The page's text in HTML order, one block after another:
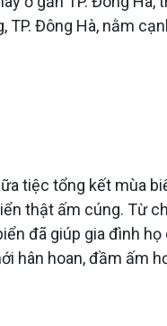
Đông Hà, nằm
tiệc tổng kết mùa
thật ấm cúng. Từ
đã giúp gia đình
hân hoan, đầm ấm